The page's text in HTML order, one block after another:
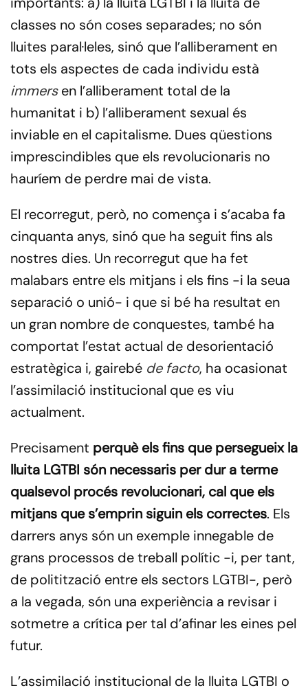
classes no són coses separades; no són
lluites paral·leles, sinó que l’alliberament en
tots els aspectes de cada individu està
immersen l’alliberament total de la
humanitat i b) l’alliberament sexual és
inviable en el capitalisme. Dues qüestions
imprescindibles que els revolucionaris no
hauríem de perdre mai de vista.
El recorregut, però, no comença i s’acaba fa
cinquanta anys, sinó que ha seguit fins als
nostres dies. Un recorregut que ha fet
malabars entre els mitjans i els fins -i la seua
separació o unió- i que si bé ha resultat en
un gran nombre de conquestes, també ha
comportat l’estat actual de desorientació
estratègica i, gairebé de facto, ha ocasionat
l’assimilació institucional que es viu
actualment.
Precisament perquè els fins que persegueix la
lluita LGTBI són necessaris per dur a terme
qualsevol procés revolucionari, cal que els
mitjans que s’emprin siguin els correctes. Els
darrers anys són un exemple innegable de
grans processos de treball polític -i, per tant,
de politització entre els sectors LGTBI-, però
a la vegada, són una experiència a revisar i
sotmetre a crítica per tal d’afinar les eines pel
futur.
L’assimilació institucional de la lluita LGTBI o